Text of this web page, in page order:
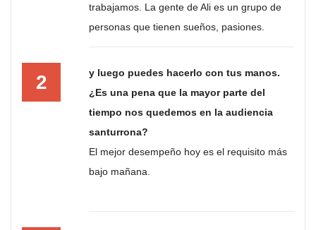
trabajamos. La gente de Ali es un grupo de
personas que tienen sueños, pasiones.
2
y luego puedes hacerlo con tus manos.
¿Es una pena que la mayor parte del
tiempo nos quedemos en la audiencia
santurrona?
El mejor desempeño hoy es el requisito más
bajo mañana.